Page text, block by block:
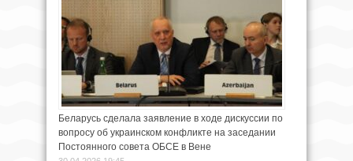
Беларусь сделала заявление в ходе дискуссии по
вопросу об украинском конфликте на заседании
Постоянного совета ОБСЕ в Вене